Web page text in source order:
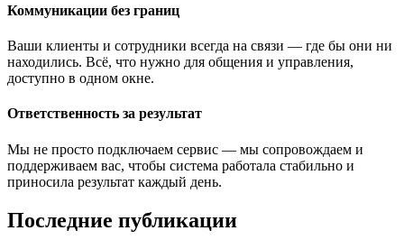
Коммуникации без границ
Ваши клиенты и сотрудники всегда на связи — где бы они ни
находились. Всё, что нужно для общения и управления,
доступно в одном окне.
Ответственность за результат
Мы не просто подключаем сервис — мы сопровождаем и
поддерживаем вас, чтобы система работала стабильно и
приносила результат каждый день.
Последние публикации